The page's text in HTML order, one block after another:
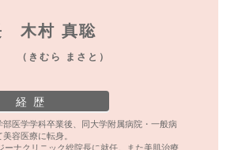
木村 真聡
（きむら まさと）
経 歴
部医学学科卒業後、同大学附属病院・一般病
容医療に転身。
ナクリニック総院長に就任。また美肌治療